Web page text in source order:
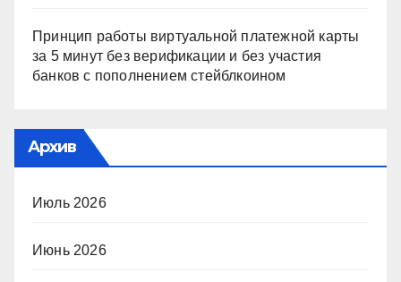
Принцип работы виртуальной платежной карты
за 5 минут без верификации и без участия
банков с пополнением стейблкоином
Архив
Июль 2026
Июнь 2026